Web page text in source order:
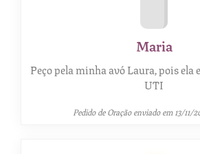
Maria
Peço pela minha avó Laura, pois ela
UTI
Pedido de Oração enviado em 13/11/